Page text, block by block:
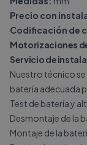
Precio con
Codificación de
Motorizaciones
Servicio de
Nuestro técnico se
batería adecuada
Test de batería y
Desmontaje de la
Montaje de la